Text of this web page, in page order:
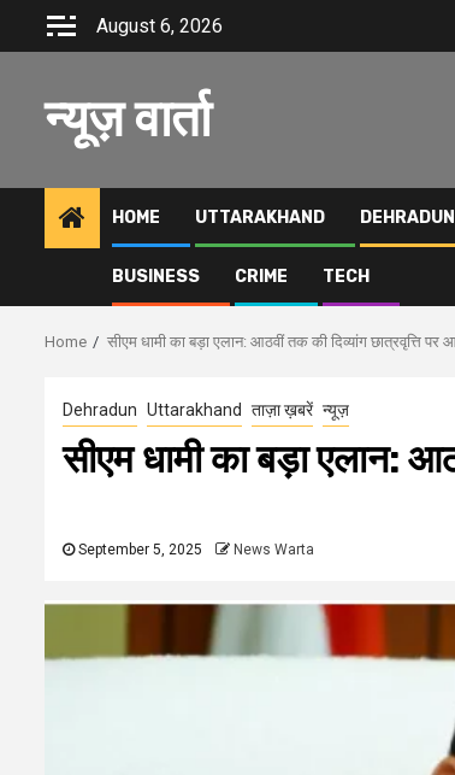
August 6, 2026
न्यूज़ वार्ता
HOME UTTARAKHAND DEHRADUN
BUSINESS CRIME TECH
Home सीएम धामी का बड़ा एलान: आठवीं तक की दिव्यांग छात्रवृत्ति पर
Dehradun Uttarakhand ताज़ा ख़बरें न्यूज़
सीएम धामी का बड़ा एलान:
September 5, 2025 News Warta